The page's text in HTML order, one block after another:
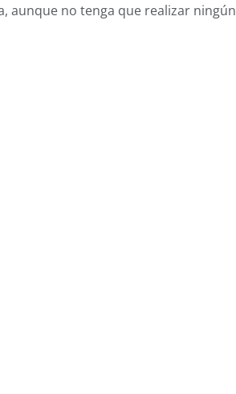
aunque no tenga que realizar ningún